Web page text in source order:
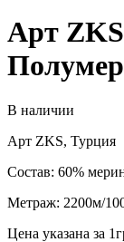
Арт
В наличии
Арт ZKS, Турция
Состав: 60%
Метраж: 2200м/
Цена указана за